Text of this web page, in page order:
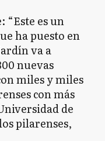
“Este es un
ha puesto en
va a
nuevas
miles y miles
con más
de
pilarenses,